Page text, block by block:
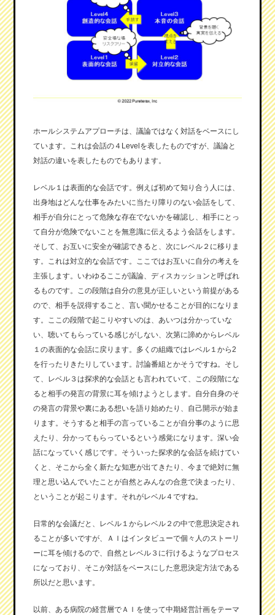
ホールシステムアプローチは、議論ではなく対話をベースにし
ています。これは会話の４Levelを表したものですが、議論と
対話の違いを表したものでもあります。
レベル１は表面的な会話です。例えば初めて知り合う人には、
出身地はどんな仕事をみたいに当たり障りのない会話をして、
相手が自分にとって危険な存在でないかを確認し、相手にとっ
て自分が危険でないことを無意識に伝えるよう会話をします。
そして、お互いに安全が確認できると、次にレベル２に移りま
す。これは対立的な会話です。ここではお互いに自分の考えを
主張します。いわゆるここが議論、ディスカッションと呼ばれ
るものです。この段階は自分の意見が正しいという前提がある
ので、相手を説得すること、言い聞かせることが目的になりま
す。ここの段階で起こりやすいのは、あいつは分かっていな
い、聴いてもらっている感じがしない、次第に諦めからレベル
１の表面的な会話に戻ります。多くの組織ではレベル１から2
を行ったりきたりしています。討論番組とかそうですね。そし
て、レベル３は探求的な会話とも言われていて、この段階にな
ると相手の発言の背景に耳を傾けようとします。自分自身のそ
の発言の背景や裏にある想いを語り始めたり、自己開示が始ま
ります。そうすると相手の言っていることが自分事のように思
えたり、分かってもらっているという感覚になります。深い会
話になっていく感じです。そういった探求的な会話を続けてい
くと、そこから全く新たな知恵が出てきたり、今まで絶対に無
理と思い込んでいたことが自然とみんなの合意で決まったり、
ということが起こります。それがレベル４ですね。
日常的な会議だと、レベル１からレベル２の中で意思決定され
ることが多いですが、ＡＩはインタビューで個々人のストーリ
ーに耳を傾けるので、自然とレベル３に行けるようなプロセス
になっており、そこが対話をベースにした意思決定方法である
所以だと思います。
以前、ある病院の経営層でＡＩを使って中期経営計画をテーマ